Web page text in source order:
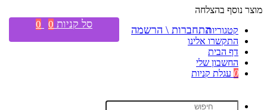
מוצר נוסף בהצלחה
קטגוריות
התקשרו אלינו
דף הבית
החשבון שלי
0 עגלת קניות
התחברות \ הרשמה סל קניות 0
0